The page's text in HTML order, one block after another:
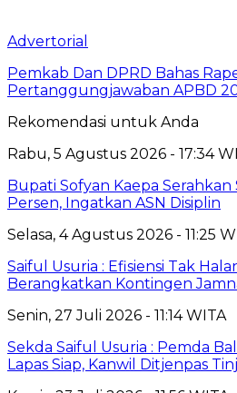
Advertorial
Pemkab Dan DPRD Bahas
Pertanggungjawaban APBD
Rekomendasi untuk Anda
Rabu, 5 Agustus 2026 - 17:34
Bupati Sofyan Kaepa Serahkan
Persen, Ingatkan ASN Disiplin
Selasa, 4 Agustus 2026 - 11:25
Saiful Usuria : Efisiensi Tak
Berangkatkan Kontingen
Senin, 27 Juli 2026 - 11:14 WITA
Sekda Saiful Usuria : Pemda
Lapas Siap, Kanwil Ditjenpas